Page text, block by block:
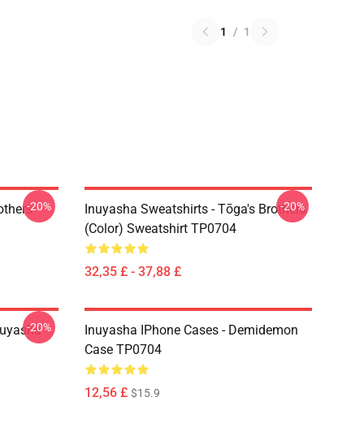
1 / 1
-20%
Inuyasha Sweatshirts - Tōga's Brothers
(color) Sweatshirt TP0704
32,35 £ - 37,88 £
-20%
-20%
Inuyasha IPhone Cases - Demidemon
Case TP0704
12,56 £ $15.9